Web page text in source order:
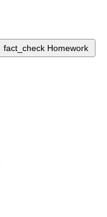
fact_check Homework